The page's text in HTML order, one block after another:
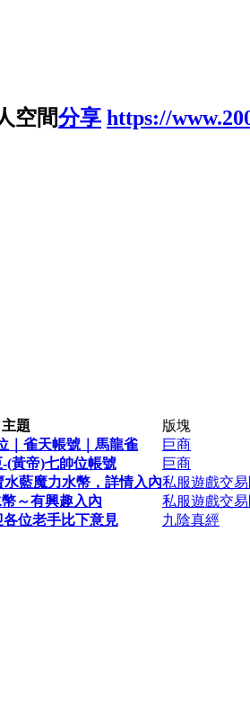
空間分享 https://
主題
版塊
｜雀天帳號｜馬龍雀
巨商
(黃帝)七帥位帳號
巨商
水藍魔力水幣，詳情入內私服遊戲交
～有興趣入內
私服遊戲交
位老手比下意見
九陰真經